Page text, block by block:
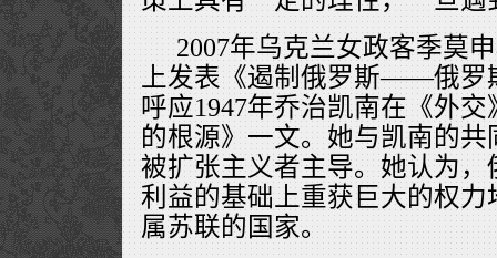
2007年乌克兰女政客季莫
上发表《遏制俄罗斯——俄罗
呼应1947年乔治凯南在《外
的根源》一文。她与凯南的
被扩张主义者主导。她认为
利益的基础上重获巨大的权
属苏联的国家。